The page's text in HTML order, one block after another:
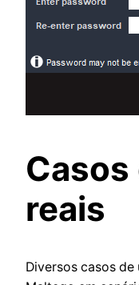
Casos
reais
Diversos casos